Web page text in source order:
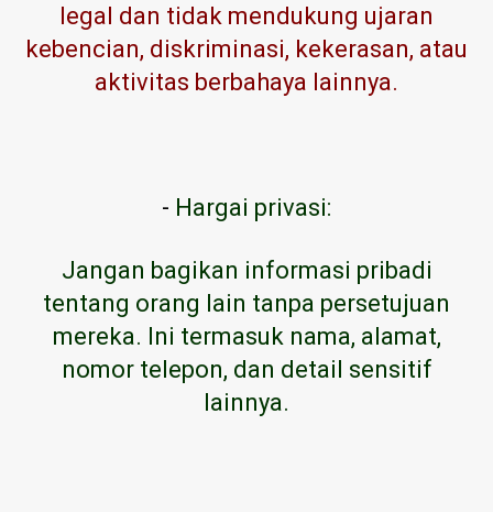
legal dan tidak mendukung ujaran
kebencian, diskriminasi, kekerasan, atau
aktivitas berbahaya lainnya.
- Hargai privasi:
Jangan bagikan informasi pribadi
tentang orang lain tanpa persetujuan
mereka. Ini termasuk nama, alamat,
nomor telepon, dan detail sensitif
lainnya.